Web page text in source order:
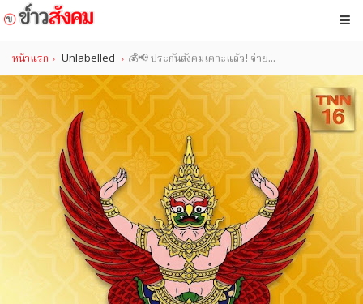
หน้าแรก Unlabelled 💰📢 ประกันสังคมเคาะแล้ว! จ่าย...